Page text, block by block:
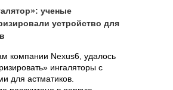
ученые
устройство для
компании Nexus6, удалось
ингаляторы с
для астматиков.